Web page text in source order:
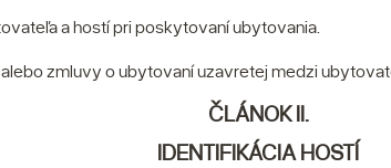
a hostí pri poskytovaní ubytovania.
zmluvy o ubytovaní uzavretej medzi
ČLÁNOK II.
IDENTIFIKÁCIA HOSTÍ